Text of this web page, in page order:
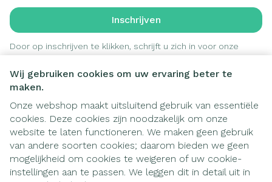
Wij gebruiken cookies om uw ervaring beter te
maken.
Onze webshop maakt uitsluitend gebruik van essentiële
cookies. Deze cookies zijn noodzakelijk om onze
website te laten functioneren. We maken geen gebruik
van andere soorten cookies; daarom bieden we geen
mogelijkheid om cookies te weigeren of uw cookie-
instellingen aan te passen. We leggen dit in detail uit in
Inschrijven
Door op inschrijven te klikken, schrijft u zich in voor onze
nieuwsbrief en gaat u akkoord met onzeprivacy policy.
Juridische links